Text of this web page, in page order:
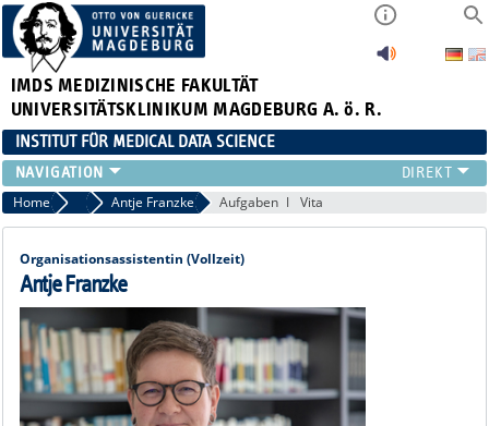
IMDS MEDIZINISCHE FAKULTÄT
UNIVERSITÄTSKLINIKUM MAGDEBURG A. ö. R.
INSTITUT FÜR MEDICAL DATA SCIENCE
FORSCHUNG
TEAM
PROJEKTE & PUBLIKATIONEN
LEHRE
ABSCHLUSSARBEITEN
CLINICIAN SCIENTISTS
TREUHANDSTELLE
Home Team Antje Franzke Aufgaben Vita
Organisationsassistentin (Vollzeit)
Antje Franzke